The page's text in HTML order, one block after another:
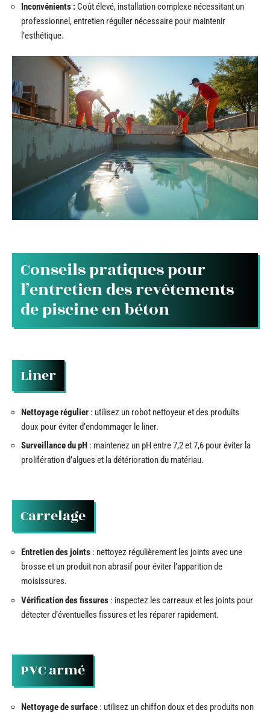
Inconvénients : Coût élevé, installation complexe nécessitant un
professionnel, entretien régulier nécessaire pour maintenir
l’esthétique.
Conseils pratiques pour
l’entretien des revêtements
de piscine en béton
Liner
Nettoyage régulier : utilisez un robot nettoyeur et des produits
doux pour éviter d’endommager le liner.
Surveillance du pH : maintenez un pH entre 7,2 et 7,6 pour éviter la
prolifération d’algues et la détérioration du matériau.
Carrelage
Entretien des joints : nettoyez régulièrement les joints avec une
brosse et un produit non abrasif pour éviter l’apparition de
moisissures.
Vérification des fissures : inspectez les carreaux et les joints pour
détecter d’éventuelles fissures et les réparer rapidement.
PVC armé
Nettoyage de surface : utilisez un chiffon doux et des produits non